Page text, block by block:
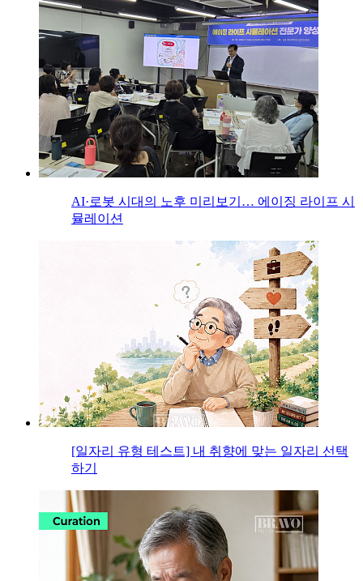
AI·로봇 시대의 노후 미리보기… 에이징 라이프 시
뮬레이션
[일자리 유형 테스트] 내 취향에 맞는 일자리 선택
하기